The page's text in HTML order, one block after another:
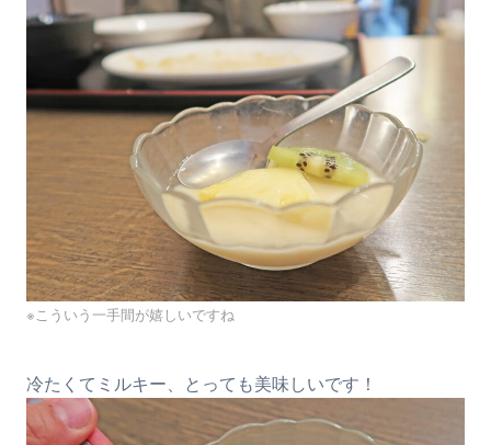
※こういう一手間が嬉しいですね
冷たくてミルキー、とっても美味しいです！